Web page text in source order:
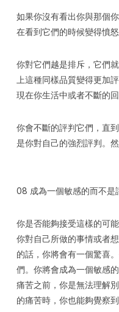
如果你沒有看出你與那個
在看到它們的時候變得憤怒
你對它們越是排斥，它們
上這種同樣品質變得更加
現在你生活中或者不斷的回
你會不斷的評判它們，直
是你對自己的強烈評判。
08 成為一個敏感的而不是
你是否能夠接受這樣的可
你對自己所做的事情或者
的話，你將會有一個驚喜
們。你將會成為一個敏感
痛苦之前，你是無法理解
的痛苦時，你也能夠覺察到